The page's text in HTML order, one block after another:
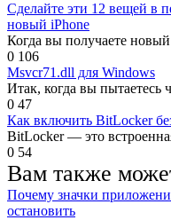
Сделайте эти 12 вещей в
новый iPhone
Когда вы получаете
0 106
Msvcr71.dll для Windows
Итак, когда вы пытаетесь
0 47
Как включить BitLocker
BitLocker — это
0 54
Вам также
Почему значки
остановить